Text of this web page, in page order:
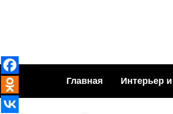
Главная Интерьер